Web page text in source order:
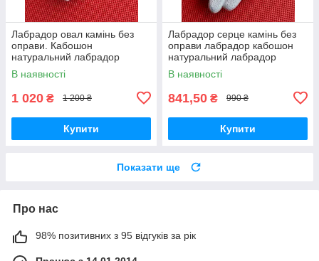
Лабрадор овал камінь без
оправи. Кабошон
натуральний лабрадор
63*38*22 мм. Індія.
В наявності
1 020 ₴ 1 200 ₴
Купити
Лабрадор серце камінь без
оправи лабрадор кабошон
натуральний лабрадор
спектроліт камінь 27*27*10
мм. Індія. Лабрадор серце
В наявності
841,50 ₴ 990 ₴
Купити
Показати ще
Про нас
98% позитивних з 95 відгуків за рік